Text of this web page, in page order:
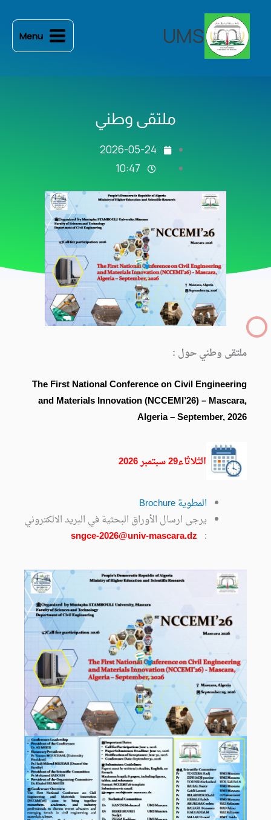
المحتوى
UMS
Menu
ملتقى وطني
2026-05-24
10:47
ملتقى وطني حول :
The First National Conference on Civil Engineering
and Materials Innovation (NCCEMI’26) – Mascara,
Algeria – September, 2026
الثلاثاء29 سبتمبر 2026
المطوية Brochure
يرجى ارسال الأوراق البحثية في البريد الالكتروني
:
sngce-2026@univ-mascara.dz